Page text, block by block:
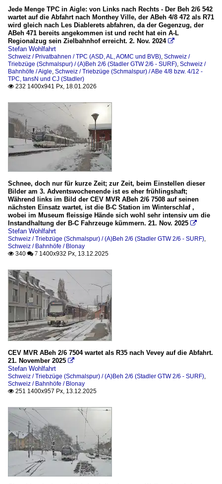
Jede Menge TPC in Aigle: von Links nach Rechts - Der Beh 2/6 542
wartet auf die Abfahrt nach Monthey Ville, der ABeh 4/8 472 als R71
wird gleich nach Les Diablerets abfahren, da der Gegenzug, der
ABeh 471 bereits angekommen ist und recht hat ein A-L
Regionalzug sein Zielbahnhof erreicht. 2. Nov. 2024 
Stefan Wohlfahrt
Schweiz / Privatbahnen / TPC (ASD, AL, AOMC und BVB), Schweiz /
Triebzüge (Schmalspur) / (A)Beh 2/6 (Stadler GTW 2/6 - SURF), Schweiz /
Bahnhöfe / Aigle, Schweiz / Triebzüge (Schmalspur) / ABe 4/8 bzw. 4/12 -
TPC, tansN und CJ (Stadler)
 232 1400x941 Px, 18.01.2026
Schnee, doch nur für kurze Zeit; zur Zeit, beim Einstellen dieser
Bilder am 3. Adventswochenende ist es eher frühlingshaft;
Während links im Bild der CEV MVR ABeh 2/6 7508 auf seinen
nächsten Einsatz wartet, ist die B-C Station im Winterschlaf ,
wobei im Museum fleissige Hände sich wohl sehr intensiv um die
Instandhaltung der B-C Fahrzeuge kümmern. 21. Nov. 2025 
Stefan Wohlfahrt
Schweiz / Triebzüge (Schmalspur) / (A)Beh 2/6 (Stadler GTW 2/6 - SURF),
Schweiz / Bahnhöfe / Blonay
 340  7 1400x932 Px, 13.12.2025
CEV MVR ABeh 2/6 7504 wartet als R35 nach Vevey auf die Abfahrt.
21. November 2025 
Stefan Wohlfahrt
Schweiz / Triebzüge (Schmalspur) / (A)Beh 2/6 (Stadler GTW 2/6 - SURF),
Schweiz / Bahnhöfe / Blonay
 251 1400x957 Px, 13.12.2025